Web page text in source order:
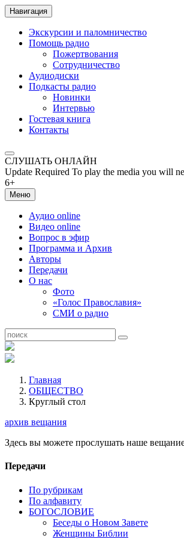
Навигация
Экскурсии и паломничество
Помощь радио
Пожертвования
Сотрудничество
Аудиодиски
Подкасты радио
Новинки
Интервью
Гостевая книга
Контакты
СЛУШАТЬ ОНЛАЙН
Update Required To play the media you will
6+
Меню
Аудио online
Видео online
Вопрос в эфир
Программа и Архив
Авторы
Передачи
О нас
Фото
«Голос Православия»
СМИ о радио
Главная
ОБЩЕСТВО
Круглый стол
архив вещания
Здесь вы можете прослушать наше
Передачи
По рубрикам
По алфавиту
БОГОСЛОВИЕ
Беседы о Новом Завете
Женщины Библии